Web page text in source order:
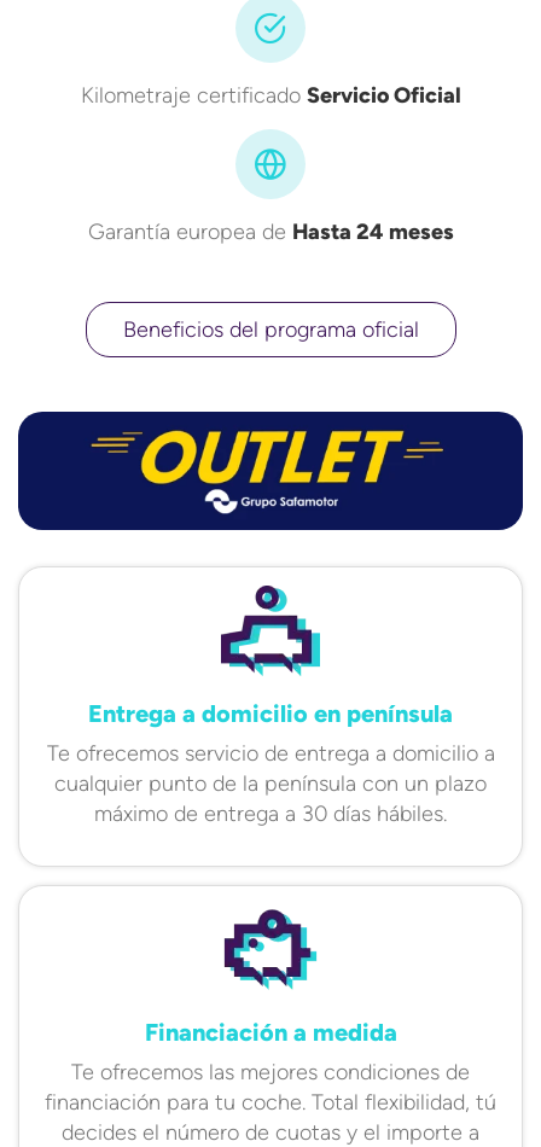
Kilometraje certificado Servicio Oficial
Garantía europea de Hasta 24 meses
Beneficios del programa oficial
Entrega a domicilio en península
Te ofrecemos servicio de entrega a domicilio a
cualquier punto de la península con un plazo
máximo de entrega a 30 días hábiles.
Financiación a medida
Te ofrecemos las mejores condiciones de
financiación para tu coche. Total flexibilidad, tú
decides el número de cuotas y el importe a